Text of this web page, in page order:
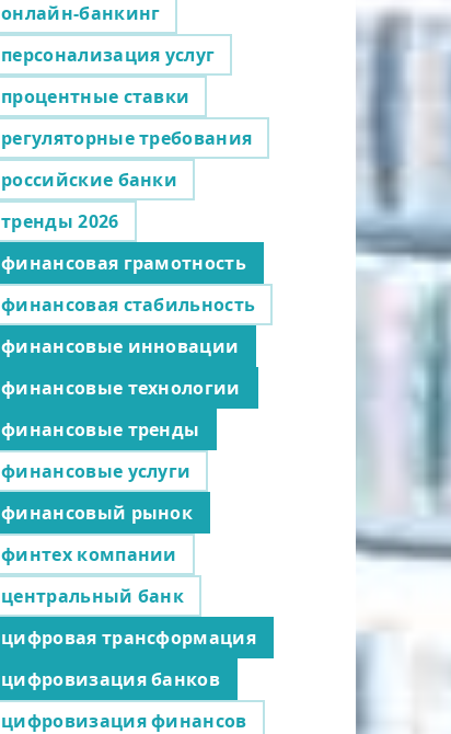
онлайн-банкинг
персонализация услуг
процентные ставки
регуляторные требования
российские банки
тренды 2026
финансовая грамотность
финансовая стабильность
финансовые инновации
финансовые технологии
финансовые тренды
финансовые услуги
финансовый рынок
финтех компании
центральный банк
цифровая трансформация
цифровизация банков
цифровизация финансов